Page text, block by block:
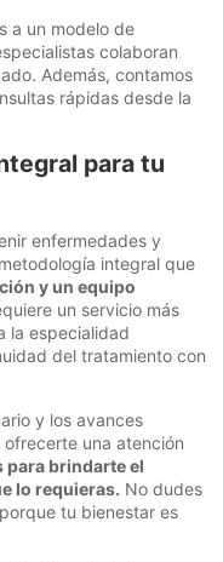
a un modelo de
colaboran
Además, contamos
rápidas desde la
para tu
enfermedades y
integral que
y un equipo
un servicio más
la especialidad
del tratamiento con
y los avances
una atención
para brindarte el
lo requieras. No dudes
tu bienestar es